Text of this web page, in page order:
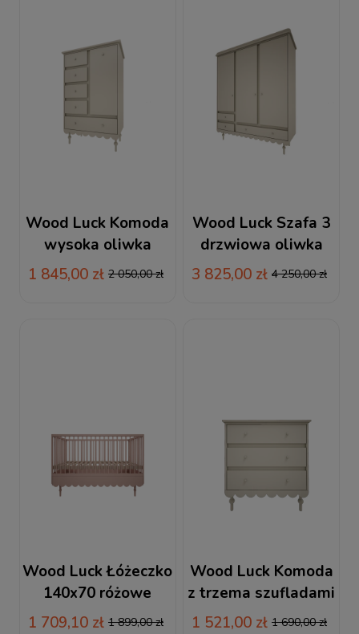
Wood Luck Komoda
wysoka oliwka
Babushka
1 845,00 zł 2 050,00 zł
Wood Luck Szafa 3
drzwiowa oliwka
Babushka
3 825,00 zł 4 250,00 zł
Wood Luck Łóżeczko
140x70 różowe
Babushka
1 709,10 zł 1 899,00 zł
Wood Luck Komoda
z trzema szufladami
oliwka Babushka
1 521,00 zł 1 690,00 zł